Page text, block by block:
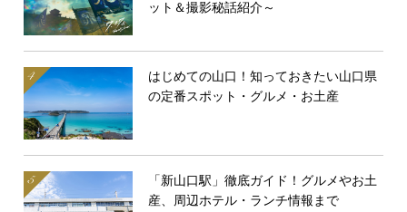
ット＆撮影秘話紹介～
はじめての山口！知っておきたい山口県
の定番スポット・グルメ・お土産
「新山口駅」徹底ガイド！グルメやお土
産、周辺ホテル・ランチ情報まで